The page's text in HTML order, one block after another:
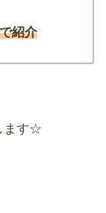
紹介
ます☆